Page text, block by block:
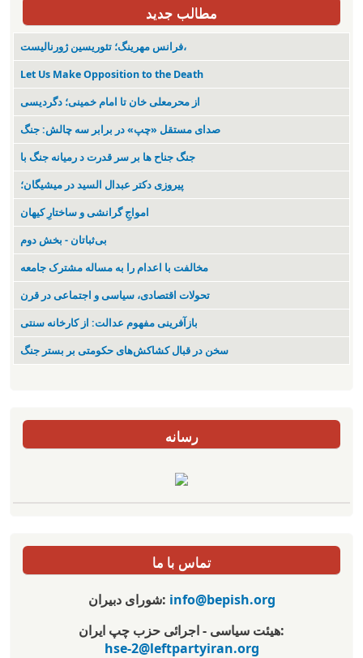
مطالب جدید
فرانس مهرینگ؛ تئوریسین ژورنالیست،
Let Us Make Opposition to the Death
از محرمعلی خان تا امام خمینی؛ دگردیسی
صدای مستقل «چپ» در برابر سه چالش: جنگ
جنگ جناح ها بر سر قدرت د رمیانە جنگ با
پیروزی دکتر عبدال السید در میشیگان؛
‌امواجِ گرانشی و ساختارِ کیهان
بی‌ثباتان - بخش دوم
مخالفت با اعدام را به مساله مشترک جامعه
تحولات اقتصادی، سیاسی و اجتماعی در قرن
بازآفرینی مفهوم عدالت: از کارخانه سنتی
سخن در قبال کشاکش‌های حکومتی بر بستر جنگ
رسانه
تماس با ما
شورای دبیران: info@bepish.org
هیئت سیاسی - اجرائی حزب چپ ایران:
hse-2@leftpartyiran.org